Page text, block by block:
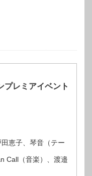
プレミアイベント
恵子、琴音（テー
Call（音楽）、渡邉